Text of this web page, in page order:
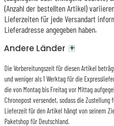
(Anzahl der bestellten Artikel)
Lieferzeiten für jede Versandart
Lieferadresse angegeben haben.
Andere Länder +
Die Vorbereitungszeit für diesen Artikel
und weniger als 1 Werktag für die
die von Montag bis Freitag vor Mittag
Chronopost versendet, sodass die
Lieferzeit für den Artikel hängt von seinem
Paketshop für Deutschland.